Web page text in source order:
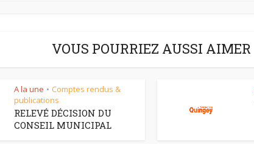
VOUS POURRIEZ AUSSI AIMER
A la une • Comptes rendus &
publications
RELEVÉ DÉCISION DU
CONSEIL MUNICIPAL